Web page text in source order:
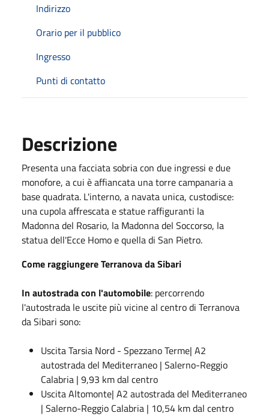
Indirizzo
Orario per il pubblico
Ingresso
Punti di contatto
Descrizione
Presenta una facciata sobria con due ingressi e due
monofore, a cui è affiancata una torre campanaria a
base quadrata. L'interno, a navata unica, custodisce:
una cupola affrescata e statue raffiguranti la
Madonna del Rosario, la Madonna del Soccorso, la
statua dell'Ecce Homo e quella di San Pietro.
Come raggiungere Terranova da Sibari
In autostrada con l'automobile: percorrendo
l'autostrada le uscite più vicine al centro di Terranova
da Sibari sono:
Uscita Tarsia Nord - Spezzano Terme| A2
autostrada del Mediterraneo | Salerno-Reggio
Calabria | 9,93 km dal centro
Uscita Altomonte| A2 autostrada del Mediterraneo
| Salerno-Reggio Calabria | 10,54 km dal centro